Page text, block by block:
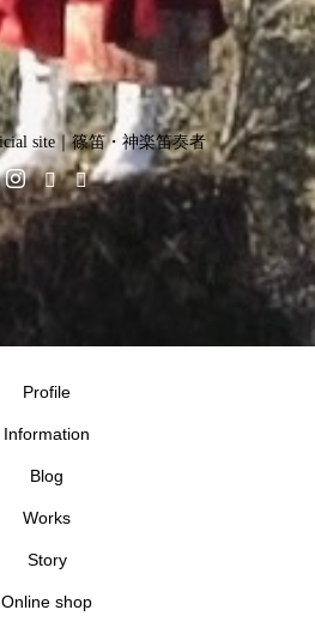
Profile
Information
Blog
Works
Story
Online shop